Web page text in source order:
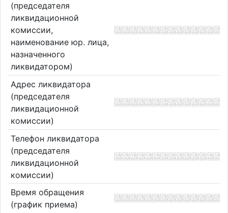
(председателя
ликвидационной
комиссии,
наименование юр. лица,
назначенного
ликвидатором)
Адрес ликвидатора
(председателя
ликвидационной
комиссии)
Телефон ликвидатора
(председателя
ликвидационной
комиссии)
Время обращения
(график приема)